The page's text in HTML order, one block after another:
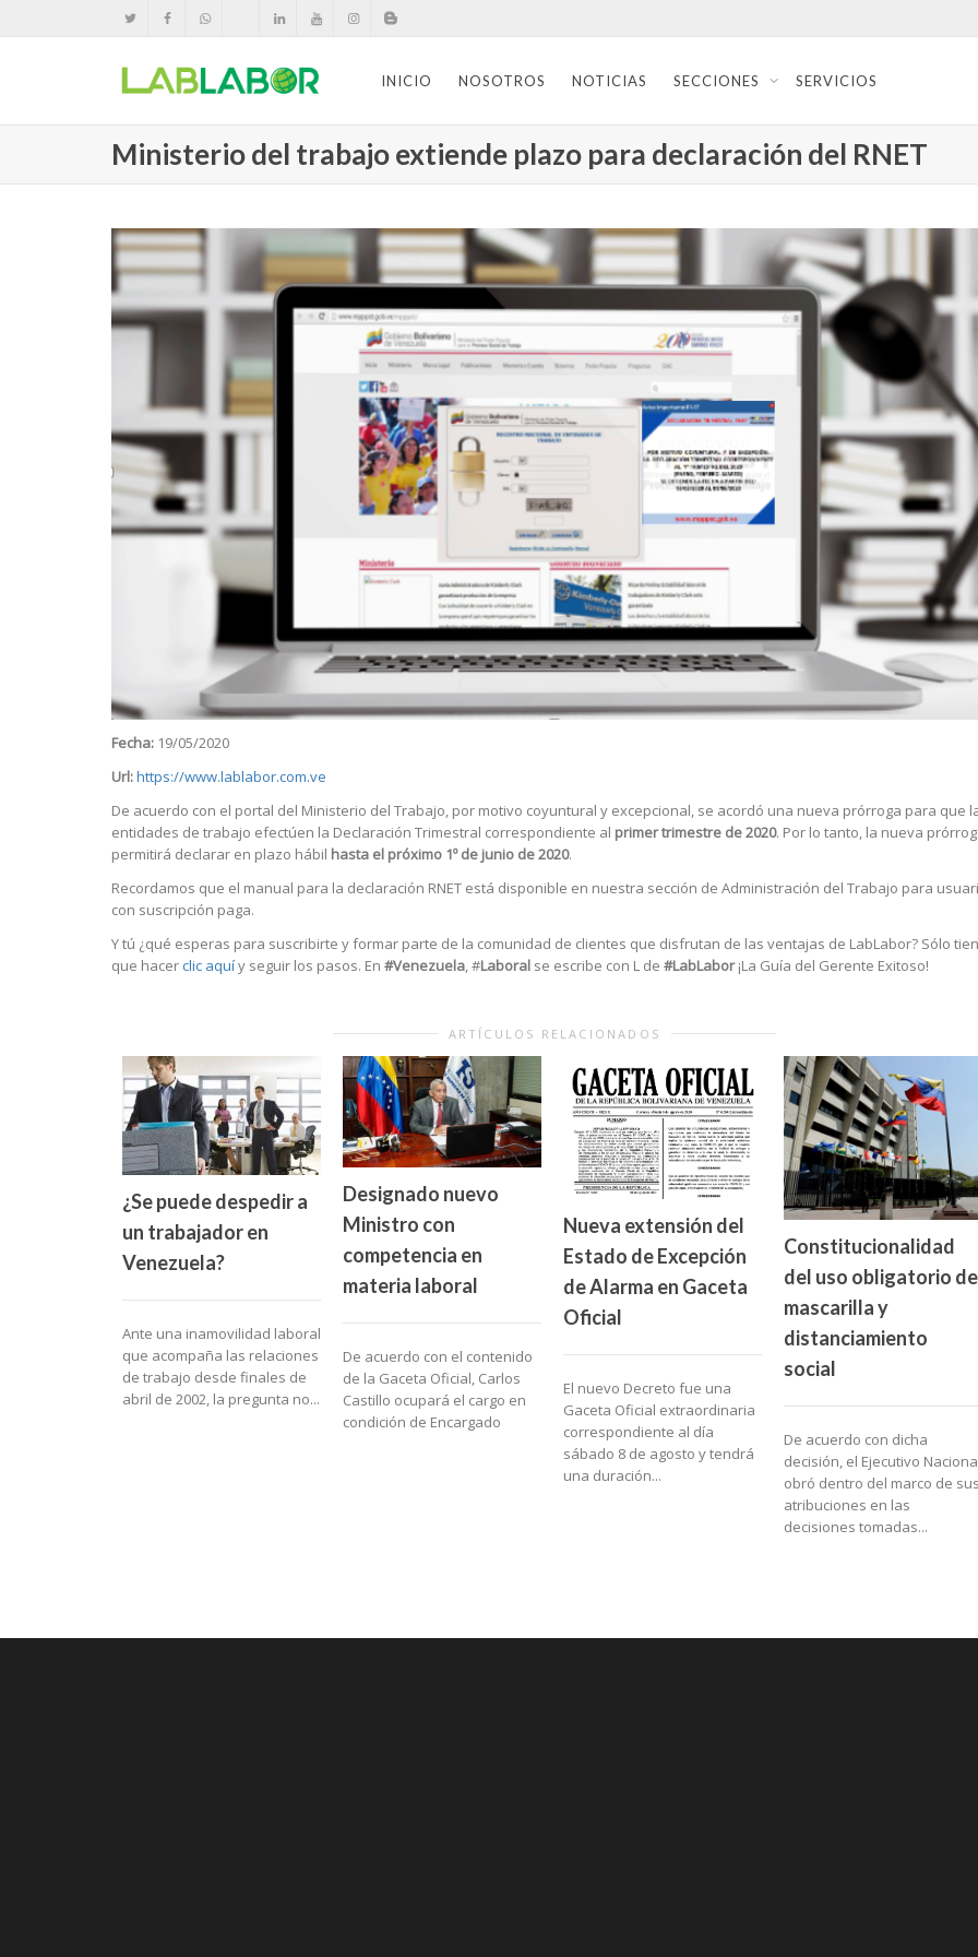
INICIO NOSOTROS NOTICIAS SECCIONES SERVICIOS
Ministerio del trabajo extiende plazo para declaración del RNET
Fecha: 19/05/2020
Url:https://www.lablabor.com.ve
De acuerdo con el portal del Ministerio del Trabajo, por motivo coyuntural y excepcional, se acordó una nueva prórroga para que
entidades de trabajo efectúen la Declaración Trimestral correspondiente al primer trimestre de 2020. Por lo tanto, la nueva
permitirá declarar en plazo hábil hasta el próximo 1º de junio de 2020.
Recordamos que el manual para la declaración RNET está disponible en nuestra sección de Administración del Trabajo para
con suscripción paga.
Y tú ¿qué esperas para suscribirte y formar parte de la comunidad de clientes que disfrutan de las ventajas de LabLabor? Sólo
que hacerclic aquíy seguir los pasos. En #Venezuela, #Laboral se escribe con L de #LabLabor¡La Guía del Gerente Exitoso!
ARTÍCULOS RELACIONADOS
¿Se puede despedir a
un trabajador en
Venezuela?
Ante una inamovilidad laboral
que acompaña las relaciones
de trabajo desde finales de
abril de 2002, la pregunta no...
Designado nuevo
Ministro con
competencia en
materia laboral
De acuerdo con el contenido
de la Gaceta Oficial, Carlos
Castillo ocupará el cargo en
condición de Encargado
Nueva extensión del
Estado de Excepción
de Alarma en Gaceta
Oficial
El nuevo Decreto fue una
Gaceta Oficial extraordinaria
correspondiente al día
sábado 8 de agosto y tendrá
una duración...
Constitucionalidad
del uso obligatorio de
mascarilla y
distanciamiento
social
De acuerdo con dicha
decisión, el Ejecutivo
obró dentro del marco de sus
atribuciones en las
decisiones tomadas...